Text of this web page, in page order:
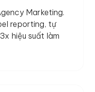
Marketing.
reporting, tự
hiệu suất làm